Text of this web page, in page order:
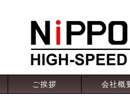
ご挨拶 会社概